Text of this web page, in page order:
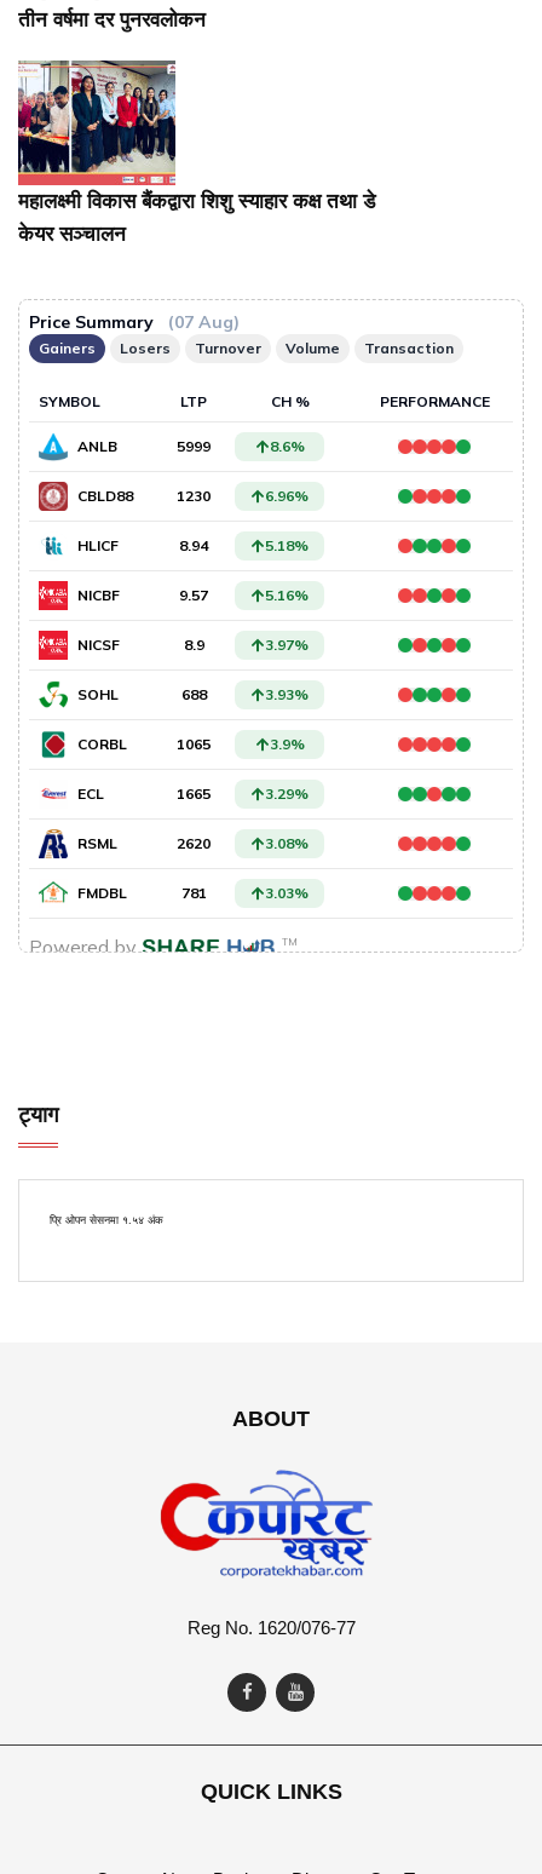
तीन वर्षमा दर पुनरवलोकन
महालक्ष्मी विकास बैंकद्वारा शिशु स्याहार कक्ष तथा डे
केयर सञ्चालन
ट्याग
प्रि ओपन सेसनमा १.५४ अंक
ABOUT
Reg No. 1620/076-77
QUICK LINKS